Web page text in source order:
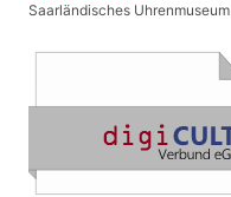
Saarländisches Uhrenmuseum